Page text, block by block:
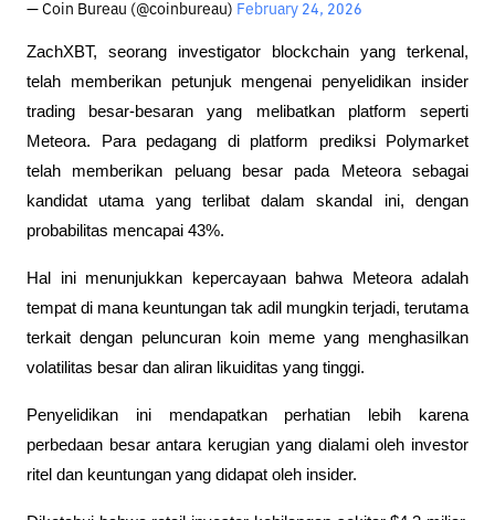
— Coin Bureau (@coinbureau) February 24, 2026
ZachXBT, seorang investigator blockchain yang terkenal,
telah memberikan petunjuk mengenai penyelidikan insider
trading besar-besaran yang melibatkan platform seperti
Meteora. Para pedagang di platform prediksi Polymarket
telah memberikan peluang besar pada Meteora sebagai
kandidat utama yang terlibat dalam skandal ini, dengan
probabilitas mencapai 43%.
Hal ini menunjukkan kepercayaan bahwa Meteora adalah
tempat di mana keuntungan tak adil mungkin terjadi, terutama
terkait dengan peluncuran koin meme yang menghasilkan
volatilitas besar dan aliran likuiditas yang tinggi.
Penyelidikan ini mendapatkan perhatian lebih karena
perbedaan besar antara kerugian yang dialami oleh investor
ritel dan keuntungan yang didapat oleh insider.